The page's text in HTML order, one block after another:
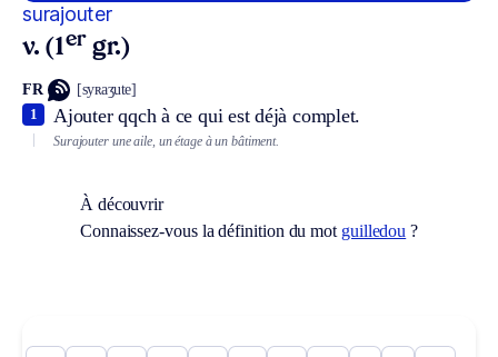
surajouter
v. (1er gr.)
FR [syʀaʒute]
Ajouter qqch à ce qui est déjà complet.
1
Surajouter une aile, un étage à un bâtiment.
À découvrir
Connaissez-vous la définition du mot guilledou ?